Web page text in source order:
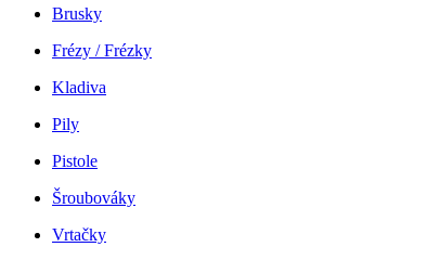
Brusky
Frézy / Frézky
Kladiva
Pily
Pistole
Šroubováky
Vrtačky